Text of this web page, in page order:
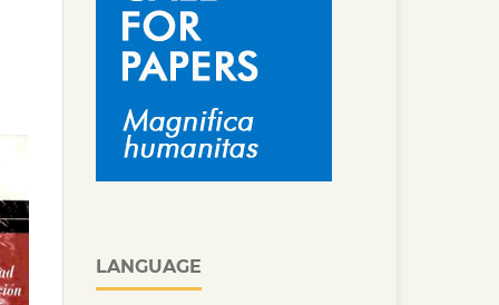
LANGUAGE